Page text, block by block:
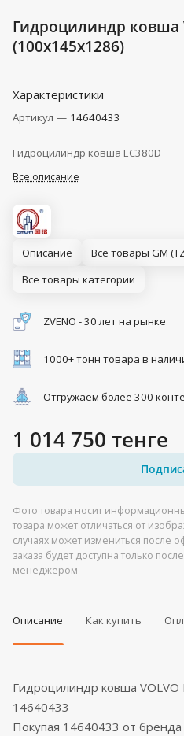
Гидроцилиндр ковша
(100x145x1286)
Характеристики
Артикул — 14640433
Гидроцилиндр ковша EC380D
Все описание
Описание
Все товары GM
Все товары категории
ZVENO - 30 лет на рынке
1000+ тонн товара в
Отгружаем более 300
1 014 750 тенге
Фото товара носит
товара может отличаться от
случаях может измениться после
заказа будет доступна только
менеджером
Описание Как купить
Гидроцилиндр ковша
14640433
Покупая 14640433 от бренда